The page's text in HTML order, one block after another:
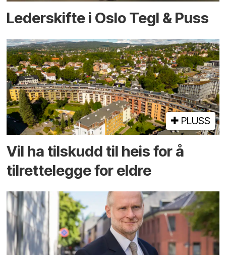
Lederskifte i Oslo Tegl & Puss
PLUSS
Vil ha tilskudd til heis for å
tilrettelegge for eldre